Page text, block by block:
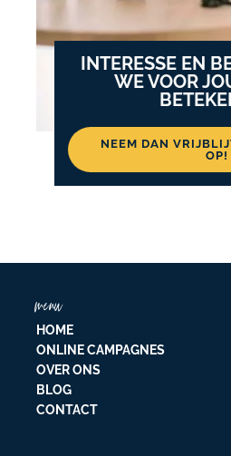
INTERESSE EN
WE VOOR
NEEM DAN
OP!
menu
HOME
ONLINE CAMPAGNES
OVER ONS
BLOG
CONTACT